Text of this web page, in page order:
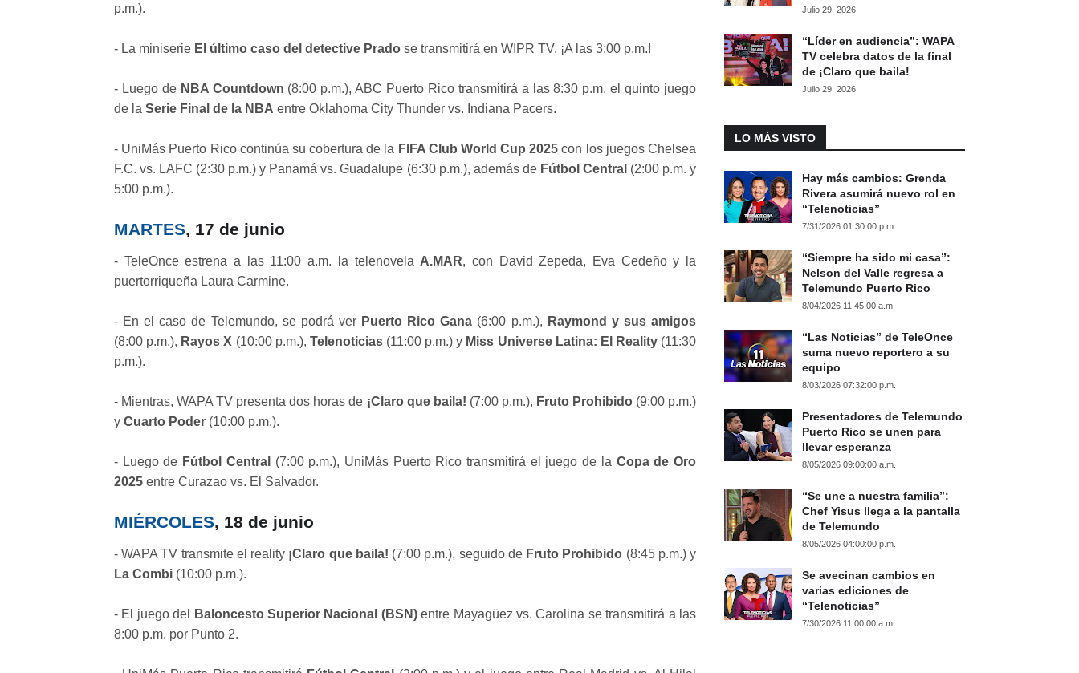
p.m.).
- La miniserie El último caso del detective Prado se transmitirá en WIPR TV. ¡A las 3:00 p.m.!
- Luego de NBA Countdown (8:00 p.m.), ABC Puerto Rico transmitirá a las 8:30 p.m. el quinto juego
de la Serie Final de la NBA entre Oklahoma City Thunder vs. Indiana Pacers.
- UniMás Puerto Rico continúa su cobertura de la FIFA Club World Cup 2025 con los juegos Chelsea
F.C. vs. LAFC (2:30 p.m.) y Panamá vs. Guadalupe (6:30 p.m.), además de Fútbol Central (2:00 p.m. y
5:00 p.m.).
MARTES, 17 de junio
- TeleOnce estrena a las 11:00 a.m. la telenovela A.MAR, con David Zepeda, Eva Cedeño y la
puertorriqueña Laura Carmine.
- En el caso de Telemundo, se podrá ver Puerto Rico Gana (6:00 p.m.), Raymond y sus amigos
(8:00 p.m.), Rayos X (10:00 p.m.), Telenoticias(11:00 p.m.) y Miss Universe Latina: El Reality(11:30
p.m.).
- Mientras, WAPA TV presenta dos horas de ¡Claro que baila! (7:00 p.m.), Fruto Prohibido(9:00 p.m.)
y Cuarto Poder (10:00 p.m.).
- Luego de Fútbol Central (7:00 p.m.), UniMás Puerto Rico transmitirá el juego de la Copa de Oro
2025 entre Curazao vs. El Salvador.
MIÉRCOLES, 18 de junio
- WAPA TV transmite el reality ¡Claro que baila! (7:00 p.m.), seguido de Fruto Prohibido (8:45 p.m.) y
La Combi (10:00 p.m.).
- El juego del Baloncesto Superior Nacional (BSN)entre Mayagüez vs. Carolina se transmitirá a las
8:00 p.m. por Punto 2.
Julio 29, 2026
“Líder en audiencia”: WAPA
TV celebra datos de la final
de ¡Claro que baila!
Julio 29, 2026
LO MÁS VISTO
Hay más cambios: Grenda
Rivera asumirá nuevo rol en
“Telenoticias”
7/31/2026 01:30:00 p.m.
“Siempre ha sido mi casa”:
Nelson del Valle regresa a
Telemundo Puerto Rico
8/04/2026 11:45:00 a.m.
“Las Noticias” de TeleOnce
suma nuevo reportero a su
equipo
8/03/2026 07:32:00 p.m.
Presentadores de Telemundo
Puerto Rico se unen para
llevar esperanza
8/05/2026 09:00:00 a.m.
“Se une a nuestra familia”:
Chef Yisus llega a la pantalla
de Telemundo
8/05/2026 04:00:00 p.m.
Se avecinan cambios en
varias ediciones de
“Telenoticias”
7/30/2026 11:00:00 a.m.